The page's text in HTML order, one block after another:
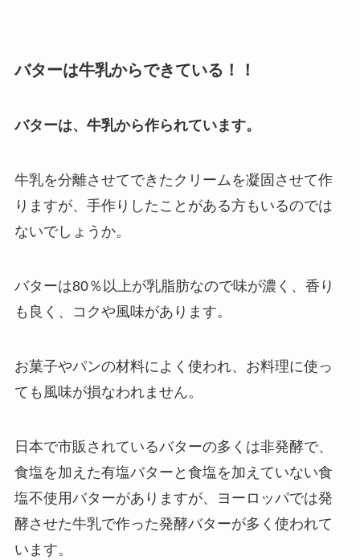
バターは牛乳からできている！！
バターは、牛乳から作られています。
牛乳を分離させてできたクリームを凝固させて作
りますが、手作りしたことがある方もいるのでは
ないでしょうか。
バターは80％以上が乳脂肪なので味が濃く、香り
も良く、コクや風味があります。
お菓子やパンの材料によく使われ、お料理に使っ
ても風味が損なわれません。
日本で市販されているバターの多くは非発酵で、
食塩を加えた有塩バターと食塩を加えていない食
塩不使用バターがありますが、ヨーロッパでは発
酵させた牛乳で作った発酵バターが多く使われて
います。